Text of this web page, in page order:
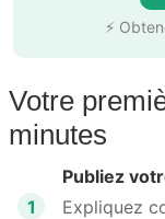
⚡
Votre
minutes
1
Publiez
Expliquez